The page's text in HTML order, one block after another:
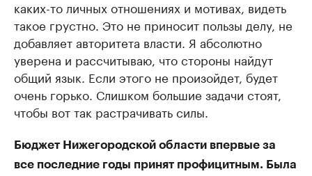
каких-то личных отношениях и мотивах, видеть
такое грустно. Это не приносит пользы делу, не
добавляет авторитета власти. Я абсолютно
уверена и рассчитываю, что стороны найдут
общий язык. Если этого не произойдет, будет
очень горько. Слишком большие задачи стоят,
чтобы вот так растрачивать силы.
Бюджет Нижегородской области впервые за
все последние годы принят профицитным. Была